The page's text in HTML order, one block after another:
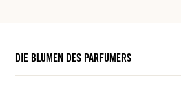
DIE BLUMEN DES PARFUMERS